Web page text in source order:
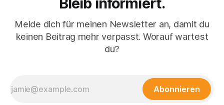
Melde dich für meinen Newsletter an, damit du
keinen Beitrag mehr verpasst. Worauf wartest
du?
Abonnieren